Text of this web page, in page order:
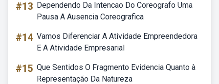
#13 Dependendo Da Intencao Do Coreografo Uma
Pausa A Ausencia Coreografica
#14 Vamos Diferenciar A Atividade Empreendedora
E A Atividade Empresarial
#15 Que Sentidos O Fragmento Evidencia Quanto à
Representação Da Natureza